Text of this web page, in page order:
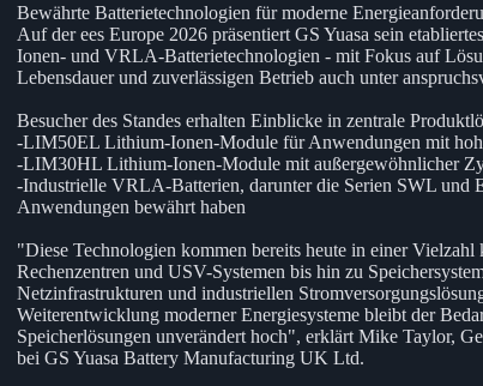
Bewährte Batterietechnologien für moderne
Auf der ees Europe 2026 präsentiert GS Yuasa sein
Ionen- und VRLA-Batterietechnologien - mit Fokus auf
Lebensdauer und zuverlässigen Betrieb auch unter
Besucher des Standes erhalten Einblicke in zentrale
-LIM50EL Lithium-Ionen-Module für Anwendungen mit
-LIM30HL Lithium-Ionen-Module mit außergewöhnlicher
-Industrielle VRLA-Batterien, darunter die Serien SWL und
Anwendungen bewährt haben
"Diese Technologien kommen bereits heute in einer
Rechenzentren und USV-Systemen bis hin zu
Netzinfrastrukturen und industriellen
Weiterentwicklung moderner Energiesysteme bleibt der
Speicherlösungen unverändert hoch", erklärt Mike Taylor,
bei GS Yuasa Battery Manufacturing UK Ltd.